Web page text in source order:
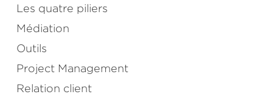
Les quatre piliers
Médiation
Outils
Project Management
Relation client